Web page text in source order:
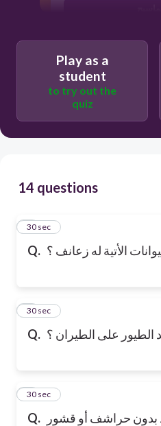
Play as a
student
to try out the
quiz
14 questions
Q. الأتية له زعانف ؟
1
30 sec
Q. الطيور على الطيران ؟
2
30 sec
Q.
بدون حراشف أو قشور
3
30 sec